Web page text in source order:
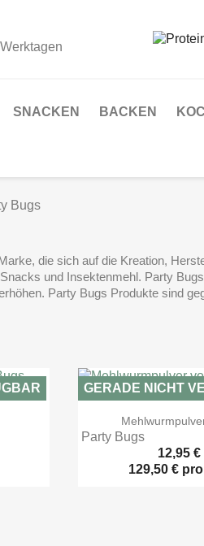
SNACKEN BACKEN
Bugs
die sich auf die Kreation,
und Insektenmehl. Party
Party Bugs Produkte sind

Party Bugs
12,95 €
129,50 €
GERADE NICHT